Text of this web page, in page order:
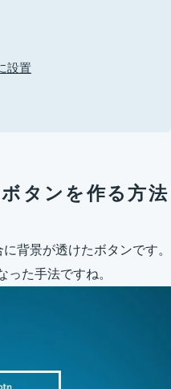
設置
タンを作る方法
背景が透けたボタンです。
った手法ですね。